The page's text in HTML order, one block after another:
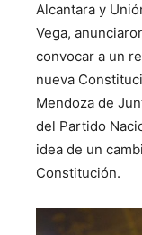
Alcantara y
Vega,
convocar a un
nueva
Mendoza de
del Partido
idea de un
Constitución.